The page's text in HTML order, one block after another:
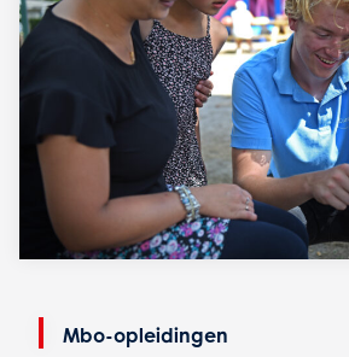
Mbo-opleidingen